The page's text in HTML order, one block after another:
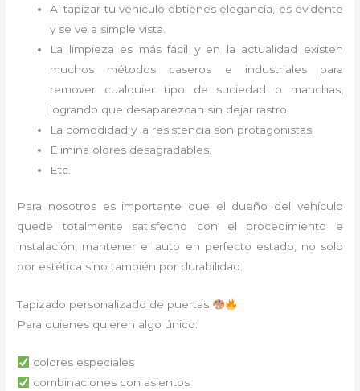
Al tapizar tu vehículo obtienes elegancia, es evidente
y se ve a simple vista.
La limpieza es más fácil y en la actualidad existen
muchos métodos caseros e industriales para
remover cualquier tipo de suciedad o manchas,
logrando que desaparezcan sin dejar rastro.
La comodidad y la resistencia son protagonistas.
Elimina olores desagradables.
Etc.
Para nosotros es importante que el dueño del vehículo
quede totalmente satisfecho con el procedimiento e
instalación, mantener el auto en perfecto estado, no solo
por estética sino también por durabilidad.
Tapizado personalizado de puertas
Para quienes quieren algo único:
colores especiales
combinaciones con asientos